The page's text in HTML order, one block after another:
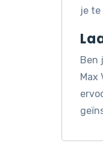
je te
Ben
Max